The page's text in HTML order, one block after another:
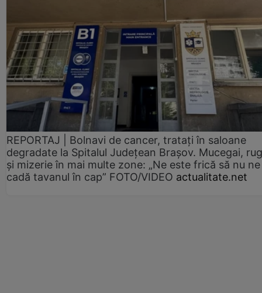
REPORTAJ | Bolnavi de cancer, tratați în saloane
degradate la Spitalul Județean Brașov. Mucegai,
și mizerie în mai multe zone: „Ne este frică să nu ne
cadă tavanul în cap” FOTO/VIDEO actualitate.net